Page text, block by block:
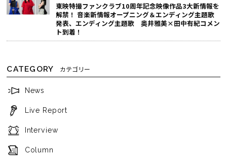
東映特撮ファンクラブ10周年記念映像作品3大新情報を
解禁！ 音楽新情報オープニング＆エンディング主題歌
発表、エンディング主題歌 奥井雅美×田中有紀コメン
ト到着！
CATEGORY カテゴリー
News
Live Report
Interview
Column